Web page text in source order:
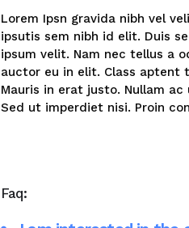
Lorem Ipsn gravida nibh vel
ipsutis sem nibh id elit. Duis
ipsum velit. Nam nec tellus a
auctor eu in elit. Class aptent
Mauris in erat justo. Nullam
Sed ut imperdiet nisi. Proin
Faq: